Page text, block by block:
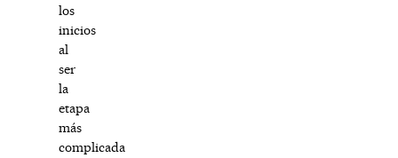
los
inicios
al
ser
la
etapa
más
complicada